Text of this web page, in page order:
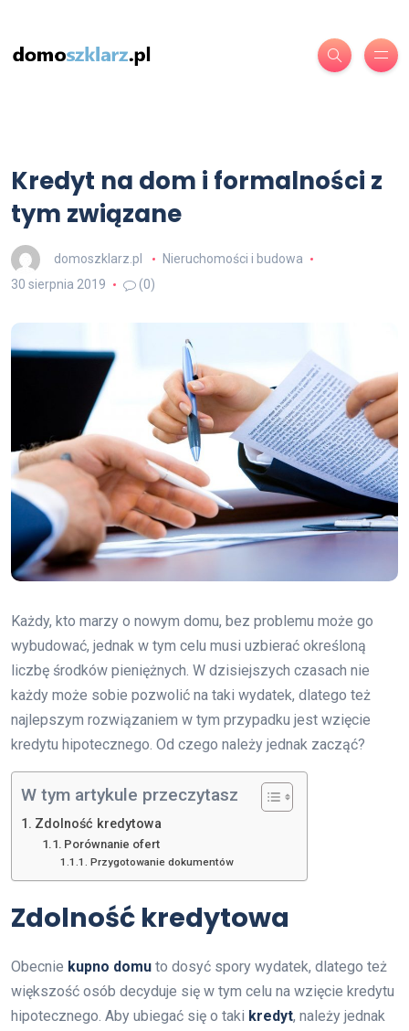
Kredyt na dom i formalności z
tym związane
domoszklarz.pl
Nieruchomości i budowa
30 sierpnia 2019
(0)
Każdy, kto marzy o nowym domu, bez problemu może go
wybudować, jednak w tym celu musi uzbierać określoną
liczbę środków pieniężnych. W dzisiejszych czasach nie
każdy może sobie pozwolić na taki wydatek, dlatego też
najlepszym rozwiązaniem w tym przypadku jest wzięcie
kredytu hipotecznego. Od czego należy jednak zacząć?
W tym artykule przeczytasz
Zdolność kredytowa
Porównanie ofert
Przygotowanie dokumentów
Zdolność kredytowa
Obecnie kupno domu to dosyć spory wydatek, dlatego też
większość osób decyduje się w tym celu na wzięcie kredytu
hipotecznego. Aby ubiegać się o taki kredyt, należy jednak